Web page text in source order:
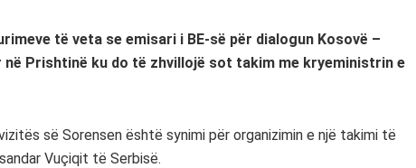
të veta se emisari i BE-së për dialogun Kosovë –
Prishtinë ku do të zhvillojë sot takim me kryeministrin e
së Sorensen është synimi për organizimin e një takimi të
Vuçiqit të Serbisë.